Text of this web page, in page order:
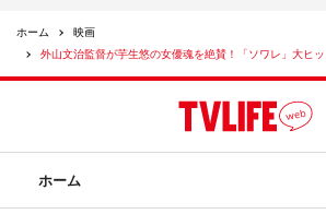
ホーム
映画
外山文治監督が芋生悠の女優魂を絶賛！「ソワレ」大ヒ
ホーム